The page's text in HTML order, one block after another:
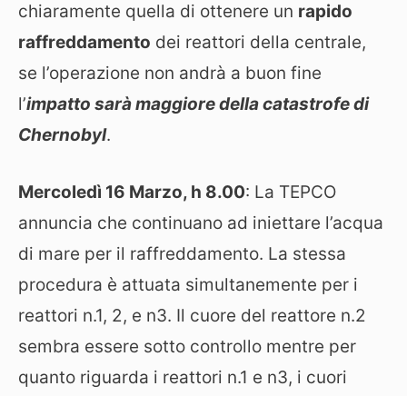
chiaramente quella di ottenere un rapido
raffreddamento dei reattori della centrale,
se l’operazione non andrà a buon fine
l’impatto sarà maggiore della catastrofe di
Chernobyl.
Mercoledì 16 Marzo, h 8.00: La TEPCO
annuncia che continuano ad iniettare l’acqua
di mare per il raffreddamento. La stessa
procedura è attuata simultanemente per i
reattori n.1, 2, e n3. Il cuore del reattore n.2
sembra essere sotto controllo mentre per
quanto riguarda i reattori n.1 e n3, i cuori